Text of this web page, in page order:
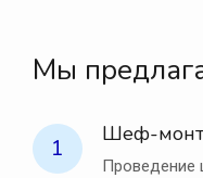
Мы
1 Шеф-